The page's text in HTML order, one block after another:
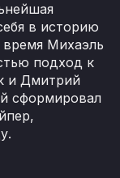
в историю
время Михаэль
подход к
и Дмитрий
сформировал